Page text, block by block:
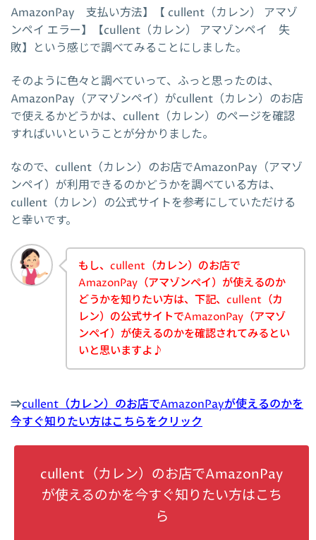
AmazonPay 支払い方法】【 cullent（カレン） アマゾ
ンペイ エラー】【cullent（カレン） アマゾンペイ 失
敗】という感じで調べてみることにしました。
そのように色々と調べていって、ふっと思ったのは、
AmazonPay（アマゾンペイ）がcullent（カレン）のお店
で使えるかどうかは、cullent（カレン）のページを確認
すればいいということが分かりました。
なので、cullent（カレン）のお店でAmazonPay（アマゾ
ンペイ）が利用できるのかどうかを調べている方は、
cullent（カレン）の公式サイトを参考にしていただける
と幸いです。
もし、cullent（カレン）のお店で
AmazonPay（アマゾンペイ）が使えるのか
どうかを知りたい方は、下記、cullent（カ
レン）の公式サイトでAmazonPay（アマゾ
ンペイ）が使えるのかを確認されてみるとい
いと思いますよ♪
⇒cullent（カレン）のお店でAmazonPayが使えるのかを
今すぐ知りたい方はこちらをクリック
cullent（カレン）のお店でAmazonPay
が使えるのかを今すぐ知りたい方はこち
ら